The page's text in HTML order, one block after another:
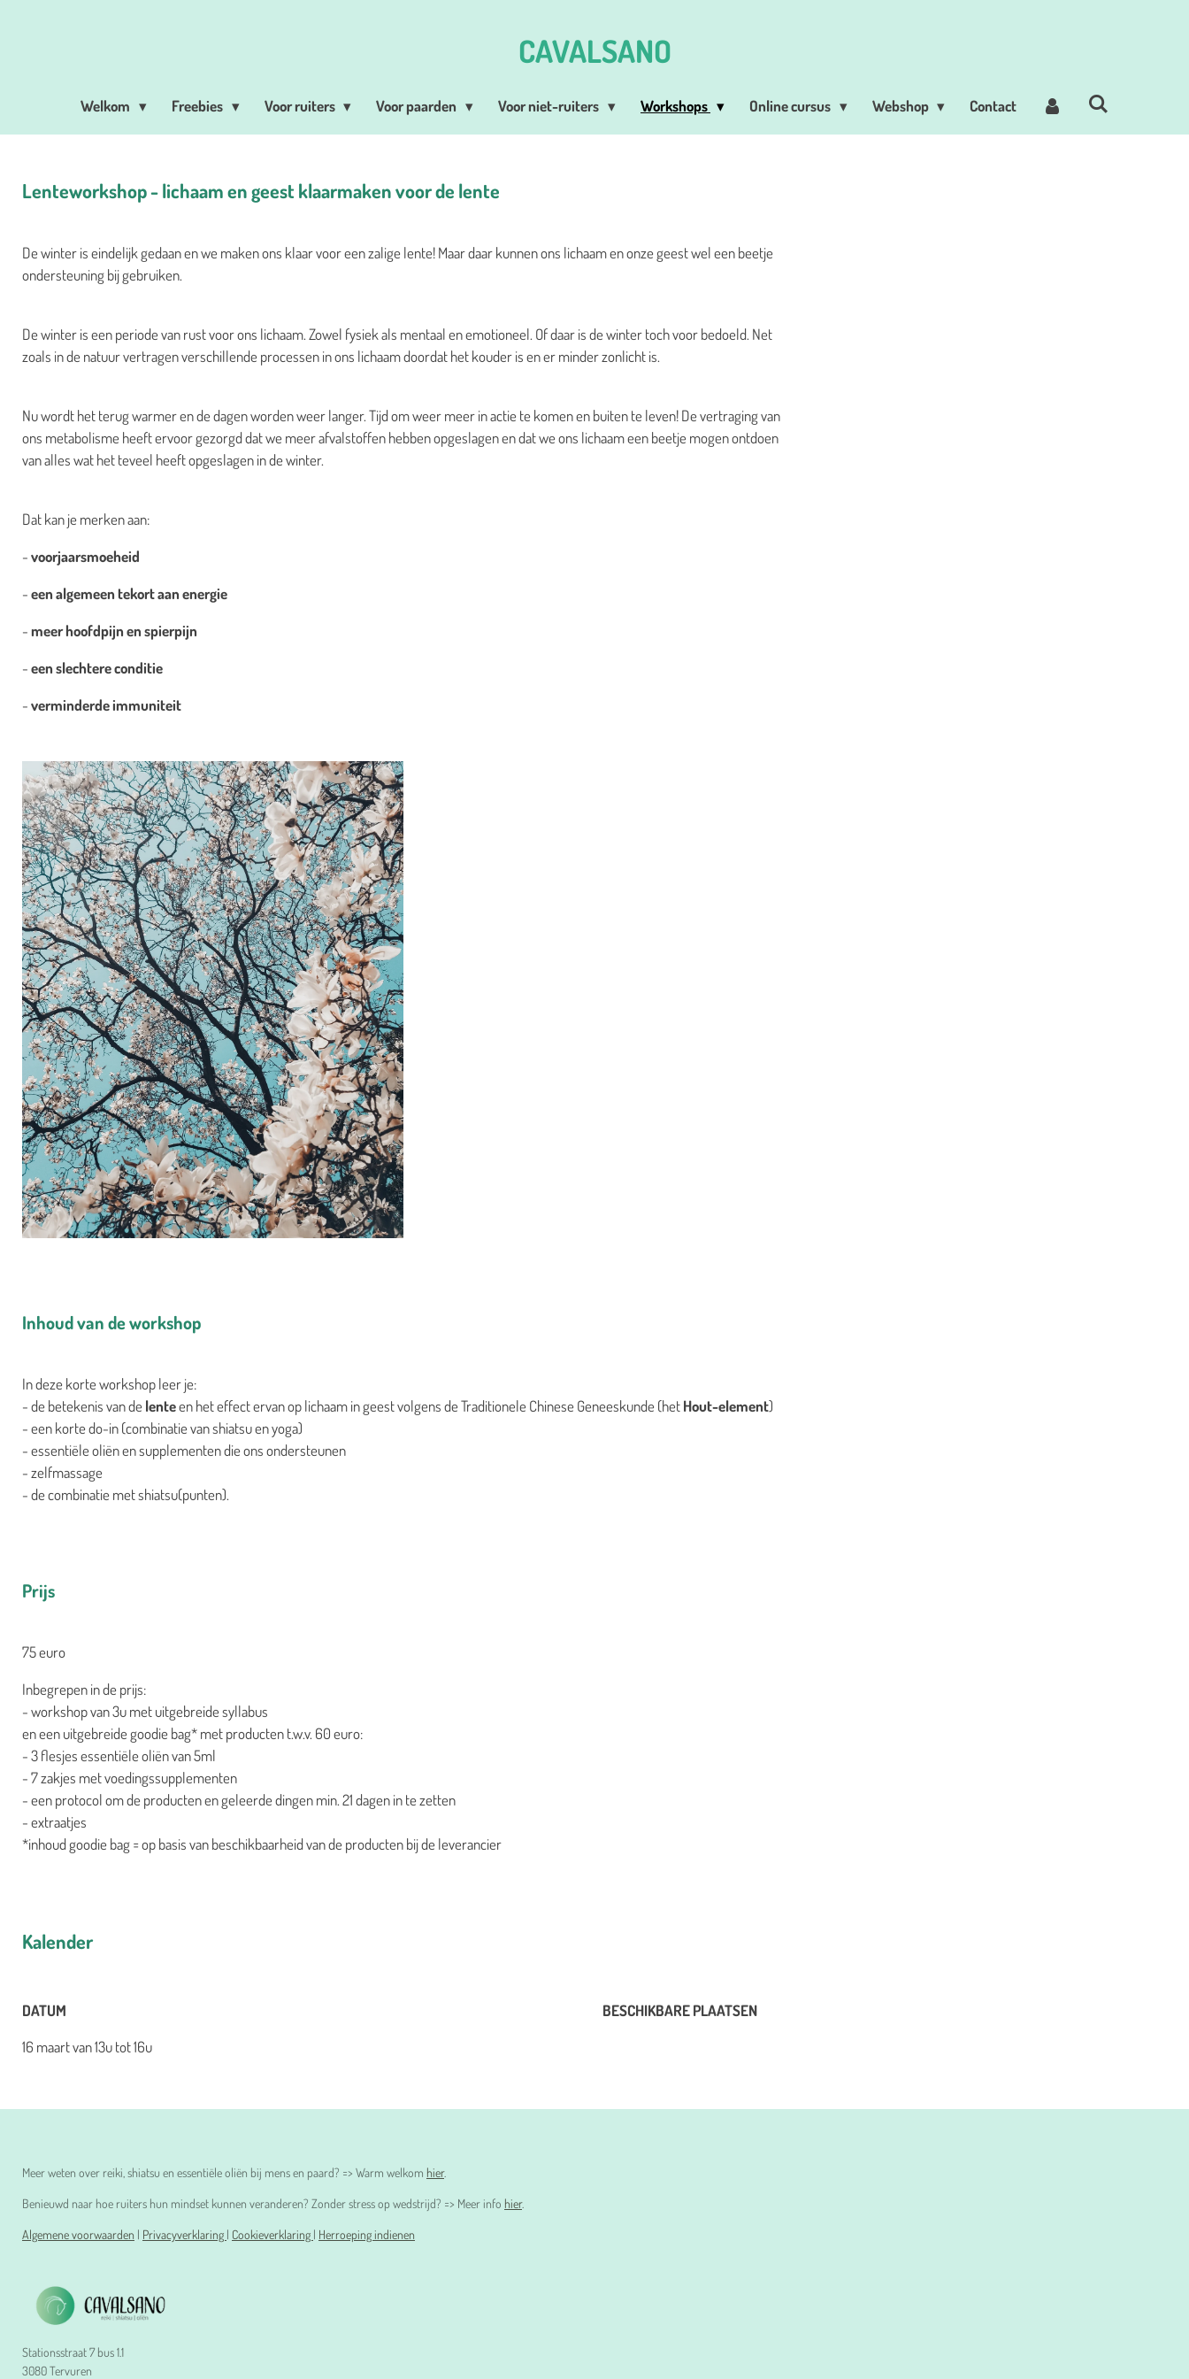
hoofdinhoud
CAVALSANO
Welkom Freebies Voor ruiters Voor paarden Voor niet-ruiters Workshops Online cursus Webshop Contact
Lenteworkshop - lichaam en geest klaarmaken voor de lente
De winter is eindelijk gedaan en we maken ons klaar voor een zalige lente! Maar daar kunnen ons lichaam en onze geest wel een beetje
ondersteuning bij gebruiken.
De winter is een periode van rust voor ons lichaam. Zowel fysiek als mentaal en emotioneel. Of daar is de winter toch voor bedoeld. Net
zoals in de natuur vertragen verschillende processen in ons lichaam doordat het kouder is en er minder zonlicht is.
Nu wordt het terug warmer en de dagen worden weer langer. Tijd om weer meer in actie te komen en buiten te leven! De vertraging van
ons metabolisme heeft ervoor gezorgd dat we meer afvalstoffen hebben opgeslagen en dat we ons lichaam een beetje mogen ontdoen
van alles wat het teveel heeft opgeslagen in de winter.
Dat kan je merken aan:
-voorjaarsmoeheid
-een algemeen tekort aan energie
-meer hoofdpijn en spierpijn
-een slechtere conditie
-verminderde immuniteit
Inhoud van de workshop
In deze korte workshop leer je:
- de betekenis van delenteen het effect ervan op lichaam in geest volgens de Traditionele Chinese Geneeskunde (hetHout-element)
- een korte do-in (combinatie van shiatsu en yoga)
- essentiële oliën en supplementen die ons ondersteunen
- zelfmassage
- de combinatie met shiatsu(punten).
Prijs
75 euro
Inbegrepen in de prijs:
- workshop van 3u met uitgebreide syllabus
en een uitgebreide goodie bag* met producten t.w.v. 60 euro:
- 3 flesjes essentiële oliën van 5ml
- 7 zakjes met voedingssupplementen
- een protocol om de producten en geleerde dingen min. 21 dagen in te zetten
- extraatjes
*inhoud goodie bag = op basis van beschikbaarheid van de producten bij de leverancier
Kalender
DATUM
BESCHIKBARE PLAATSEN
16 maart van 13u tot 16u
Meer weten over reiki, shiatsu en essentiële oliën bij mens en paard? => Warm welkom hier.
Benieuwd naar hoe ruiters hun mindset kunnen veranderen? Zonder stress op wedstrijd? => Meer info hier.
Algemene voorwaarden | Privacyverklaring | Cookieverklaring | Herroeping indienen
Stationsstraat 7 bus 1.1
3080 Tervuren